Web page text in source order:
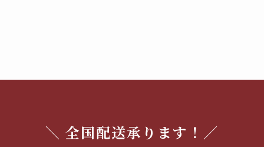
＼ 全国配送承ります！／